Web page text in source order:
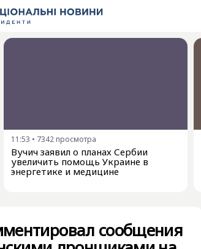
11:53 • 7342 просмотра
Вучич заявил о планах Сербии
увеличить помощь Украине в
энергетике и медицине
сообщения